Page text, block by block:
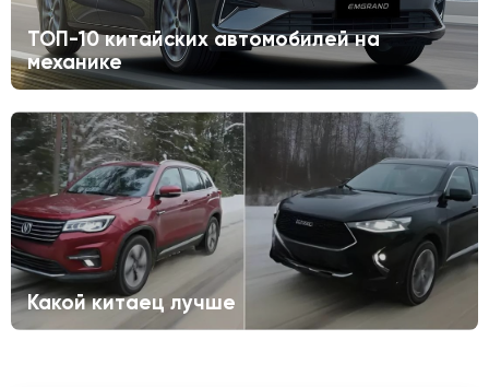
ТОП-10 китайских автомобилей на
механике
Какой китаец лучше